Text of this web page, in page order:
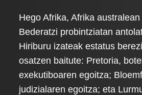
Hego Afrika, Afrika
Bederatzi probintziatan
Hiriburu izateak estatus
osatzen baitute: Pretoria,
exekutiboaren egoitza;
judizialaren egoitza; eta